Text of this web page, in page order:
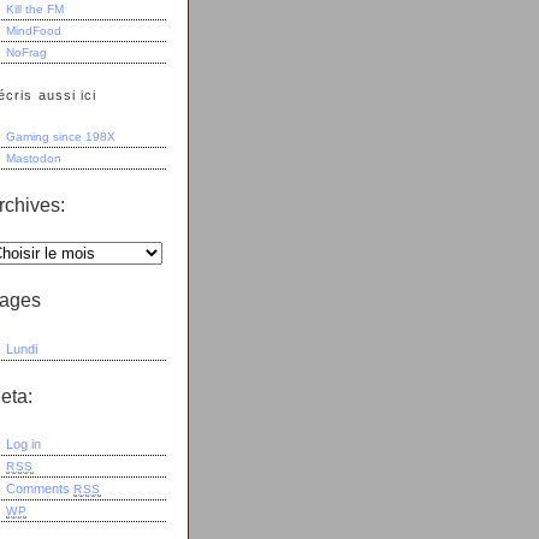
Kill the FM
MindFood
NoFrag
aussi ici
Gaming since 198X
Mastodon
Lundi
Log in
RSS
Comments RSS
WP